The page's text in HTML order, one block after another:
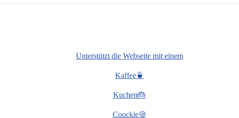
Unterstützt die Webseite mit einem
Kaffee🍵
Kuchen🎂
Coockie🍪